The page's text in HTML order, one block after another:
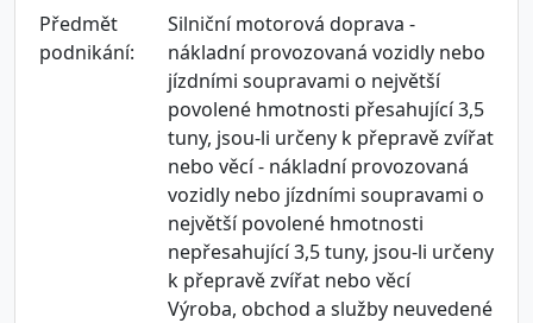
Předmět
podnikání:
Silniční motorová doprava -
nákladní provozovaná vozidly nebo
jízdními soupravami o největší
povolené hmotnosti přesahující 3,5
tuny, jsou-li určeny k přepravě zvířat
nebo věcí - nákladní provozovaná
vozidly nebo jízdními soupravami o
největší povolené hmotnosti
nepřesahující 3,5 tuny, jsou-li určeny
k přepravě zvířat nebo věcí
Výroba, obchod a služby neuvedené